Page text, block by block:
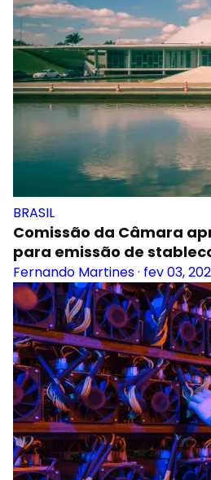
BRASIL
Comissão da Câmara
para emissão de
Fernando Martines· fev 03,